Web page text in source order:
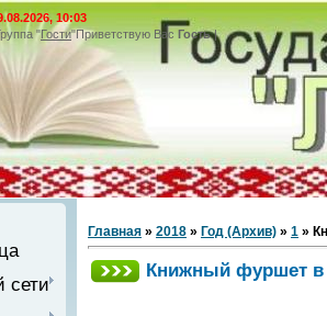
10:03
"Гости"Приветствую Вас Гость|
сети
Главная » 2018 » Год (Архив) » 1 »
Книжный фуршет в